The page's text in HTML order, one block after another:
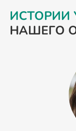
ИСТОРИИ
НАШЕГО